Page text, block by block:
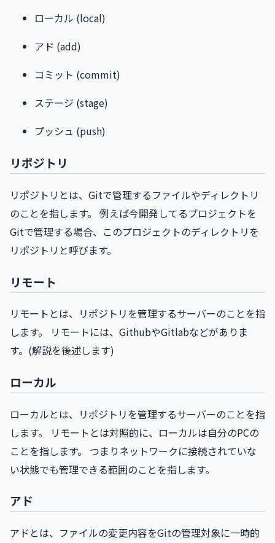
ローカル (local)
アド (add)
コミット (commit)
ステージ (stage)
プッシュ (push)
リポジトリ
リポジトリとは、Gitで管理するファイルやディレクトリ
のことを指します。 例えば今開発してるプロジェクトを
Gitで管理する場合、このプロジェクトのディレクトリを
リポジトリと呼びます。
リモート
リモートとは、リポジトリを管理するサーバーのことを指
します。 リモートには、GithubやGitlabなどがありま
す。(解説を後述します)
ローカル
ローカルとは、リポジトリを管理するサーバーのことを指
します。 リモートとは対照的に、ローカルは自分のPCの
ことを指します。 つまりネットワークに接続されていな
い状態でも管理できる範囲のことを指します。
アド
アドとは、ファイルの変更内容をGitの管理対象に一時的